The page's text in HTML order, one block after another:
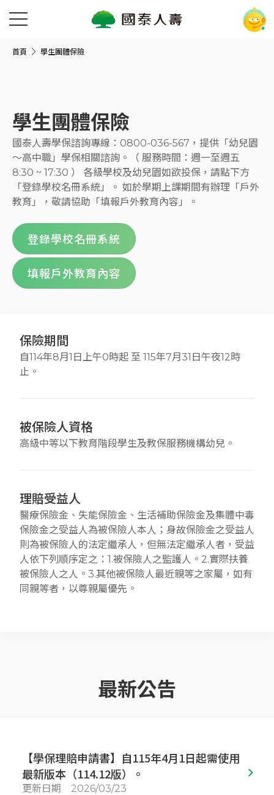
首頁 學生團體保險
學生團體保險
國泰人壽學保諮詢專線：0800-036-567，提供「幼兒園
～高中職」學保相關諮詢。（ 服務時間：週一至週五
8:30 ~ 17:30 ） 各級學校及幼兒園如欲投保，請點下方
「登錄學校名冊系統」。 如於學期上課期間有辦理「戶外
教育」，敬請協助「填報戶外教育內容」。
登錄學校名冊系統
填報戶外教育內容
保險期間
自114年8月1日上午0時起 至 115年7月31日午夜12時
止。
被保險人資格
高級中等以下教育階段學生及教保服務機構幼兒。
理賠受益人
醫療保險金、失能保險金、生活補助保險金及集體中毒
保險金之受益人為被保險人本人；身故保險金之受益人
則為被保險人的法定繼承人，但無法定繼承人者，受益
人依下列順序定之：1.被保險人之監護人。2.實際扶養
被保險人之人。3.其他被保險人最近親等之家屬，如有
同親等者，以尊親屬優先。
最新公告
【學保理賠申請書】自115年4月1日起需使用
最新版本（114.12版）。
更新日期 2026/03/23